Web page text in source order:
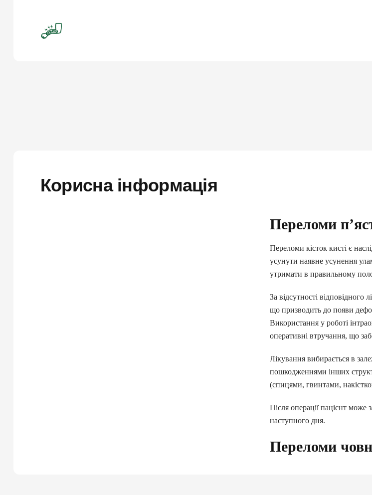
Корисна інформація
Переломи
Переломи кісток кисті є
усунути наявне усунення
утримати в правильному
За відсутності відповідного
що призводить до появи
Використання у роботі
оперативні втручання, що
Лікування вибирається в
пошкодженнями інших
(спицями, гвинтами,
Після операції пацієнт
наступного дня.
Переломи
ПІДПИШИ ДЕКЛАРАЦІЮ З
ЛІКАРЕМ ТА ОТРИМАЙ